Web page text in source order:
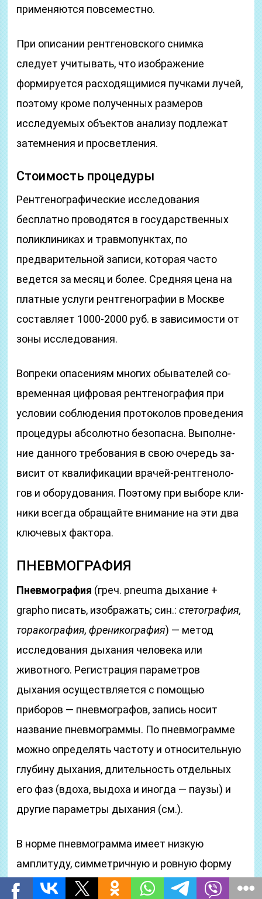
применяются повсеместно.
При описании рентгеновского снимка
следует учитывать, что изображение
формируется расходящимися пучками лучей,
поэтому кроме полученных размеров
исследуемых объектов анализу подлежат
затемнения и просветления.
Стоимость процедуры
Рентгенографические исследования
бесплатно проводятся в государственных
поликлиниках и травмопунктах, по
предварительной записи, которая часто
ведется за месяц и более. Средняя цена на
платные услуги рентгенографии в Москве
составляет 1000-2000 руб. в зависимости от
зоны исследования.
Во­пре­ки опа­се­ни­ям мно­гих обы­ва­те­лей со­
вре­мен­ная циф­ро­вая рент­ге­но­гра­фия при
усло­вии со­блю­де­ния про­то­ко­лов про­ве­де­ния
про­це­ду­ры аб­со­лют­но без­опас­на. Вы­пол­не­
ние дан­но­го тре­бо­ва­ния в свою оче­редь за­
ви­сит от ква­ли­фи­ка­ции вра­чей-рент­ге­но­ло­
гов и обо­ру­до­ва­ния. По­это­му при вы­бо­ре кли­
ни­ки всег­да об­ра­щай­те вни­ма­ние на эти два
клю­че­вых фак­то­ра.
ПНЕВМОГРАФИЯ
Пневмография (греч. pneuma дыхание +
grapho писать, изображать; син.:стетография,
торакография, френикография) — метод
исследования дыхания человека или
животного. Регистрация параметров
дыхания осуществляется с помощью
приборов — пневмографов, запись носит
название пневмограммы. По пневмограмме
можно определять частоту и относительную
глубину дыхания, длительность отдельных
его фаз (вдоха, выдоха и иногда — паузы) и
другие параметры дыхания (см.).
В норме пневмограмма имеет низкую
амплитуду, симметричную и ровную форму
участков, характеризующих фазы вдоха и